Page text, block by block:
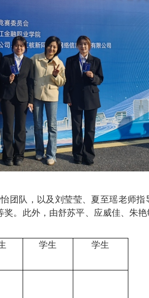
团队，以及刘莹莹、 夏至瑶老师指
奖。此外，由舒苏平、 应威佳、朱
学生 学生